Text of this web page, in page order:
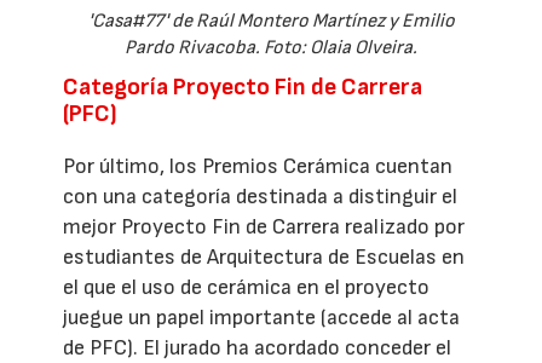
'Casa#77' de Raúl Montero Martínez y Emilio
Pardo Rivacoba. Foto: Olaia Olveira.
Categoría Proyecto Fin de Carrera
(PFC)
Por último, los Premios Cerámica cuentan
con una categoría destinada a distinguir el
mejor Proyecto Fin de Carrera realizado por
estudiantes de Arquitectura de Escuelas en
el que el uso de cerámica en el proyecto
juegue un papel importante (accede al acta
de PFC). El jurado ha acordado conceder el